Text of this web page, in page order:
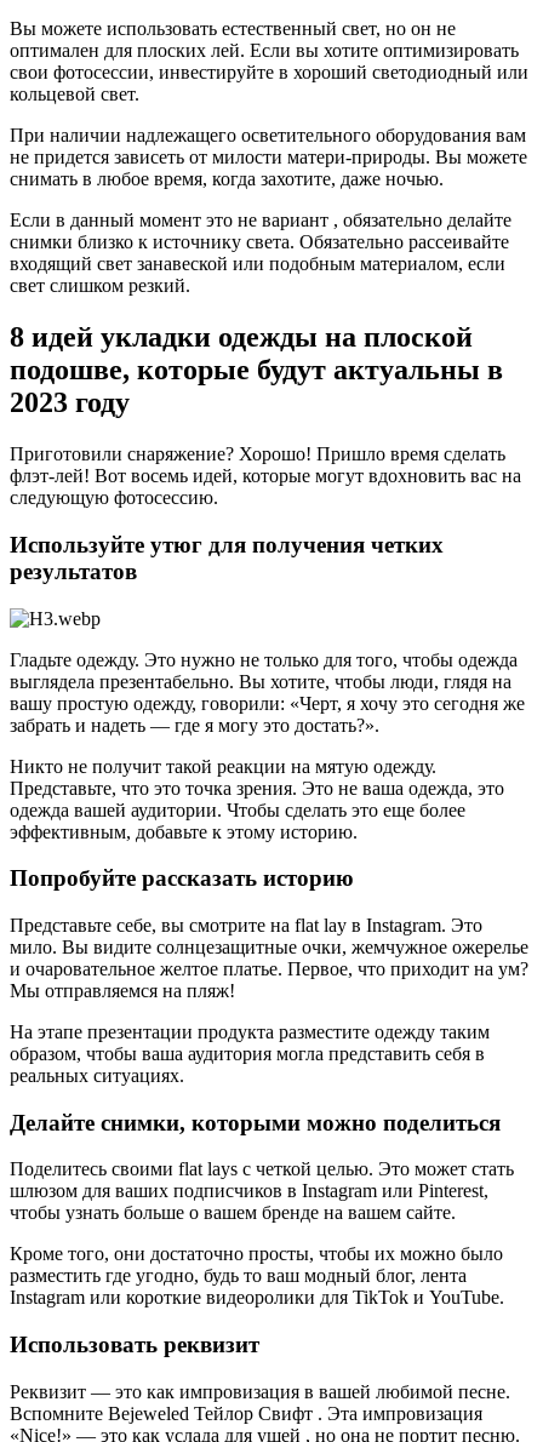
Вы можете использовать естественный свет, но он не
оптимален для плоских лей. Если вы хотите оптимизировать
свои фотосессии, инвестируйте в хороший светодиодный или
кольцевой свет.
При наличии надлежащего осветительного оборудования вам
не придется зависеть от милости матери-природы. Вы можете
снимать в любое время, когда захотите, даже ночью.
Если в данный момент это не вариант , обязательно делайте
снимки близко к источнику света. Обязательно рассеивайте
входящий свет занавеской или подобным материалом, если
свет слишком резкий.
8 идей укладки одежды на плоской
подошве, которые будут актуальны в
2023 году
Приготовили снаряжение? Хорошо! Пришло время сделать
флэт-лей! Вот восемь идей, которые могут вдохновить вас на
следующую фотосессию.
Используйте утюг для получения четких
результатов
Гладьте одежду. Это нужно не только для того, чтобы одежда
выглядела презентабельно. Вы хотите, чтобы люди, глядя на
вашу простую одежду, говорили: «Черт, я хочу это сегодня же
забрать и надеть — где я могу это достать?».
Никто не получит такой реакции на мятую одежду.
Представьте, что это точка зрения. Это не ваша одежда, это
одежда вашей аудитории. Чтобы сделать это еще более
эффективным, добавьте к этому историю.
Попробуйте рассказать историю
Представьте себе, вы смотрите на flat lay в Instagram. Это
мило. Вы видите солнцезащитные очки, жемчужное ожерелье
и очаровательное желтое платье. Первое, что приходит на ум?
Мы отправляемся на пляж!
На этапе презентации продукта разместите одежду таким
образом, чтобы ваша аудитория могла представить себя в
реальных ситуациях.
Делайте снимки, которыми можно поделиться
Поделитесь своими flat lays с четкой целью. Это может стать
шлюзом для ваших подписчиков в Instagram или Pinterest,
чтобы узнать больше о вашем бренде на вашем сайте.
Кроме того, они достаточно просты, чтобы их можно было
разместить где угодно, будь то ваш модный блог, лента
Instagram или короткие видеоролики для TikTok и YouTube.
Использовать реквизит
Реквизит — это как импровизация в вашей любимой песне.
Вспомните Bejeweled Тейлор Свифт . Эта импровизация
«Nice!» — это как услада для ушей , но она не портит песню.